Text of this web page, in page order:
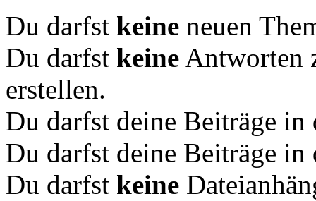
Du darfst keine neuen
Du darfst keine Antworten
erstellen.
Du darfst deine Beiträge
Du darfst deine Beiträge
Du darfst keine